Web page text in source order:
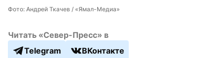
Фото: Андрей Ткачев / «Ямал-Медиа»
Читать «Север-Пресс» в
Telegram
ВКонтакте